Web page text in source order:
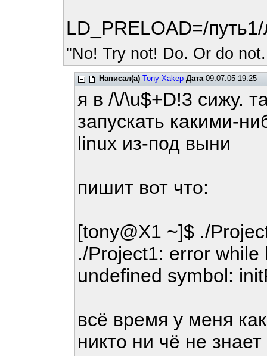
LD_PRELOAD=/
"No! Try not! Do. Or do
Написал(а) Tony Xakep Дата09.07.05 19:25
я в /\/\u$+D!3 сижу.
запускать какими-
linux из-под выни
пишит вот что:
[tony@X1 ~]$ ./
./Project1: error
undefined symbol:
всё время у меня
никто ни чё не знает